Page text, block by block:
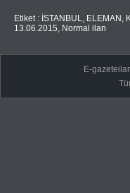
Etiket : İSTANBUL, ELEMAN ,
13.06.2015, Normal ilan
E-